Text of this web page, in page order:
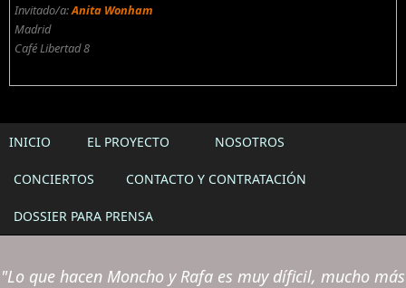
Invitado/a:Anita Wonham
Madrid
Café Libertad 8
INICIO EL PROYECTO NOSOTROS
CONCIERTOS CONTACTO Y CONTRATACIÓN
DOSSIER PARA PRENSA
"Lo que hacen Moncho y Rafa es muy díficil, mucho más